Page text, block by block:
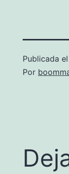
Publicada el
Por